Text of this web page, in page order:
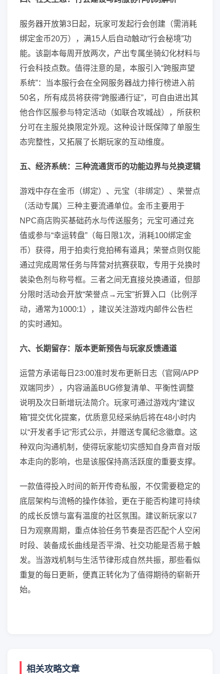
服务器开放第3日起，玩家可发起行会创建（需消耗
绑定金币20万），满15人后自动触动“行会秘境”功
能。该副本每周开放两次，产出专属坐骑幻化材料与
行会科技点数。值得注意的是，本服引入“跨服声望
系统”：当本服行会在全网服务器战力排行榜进入前
50名，所有成员将获得“跨服通行证”，可自由进出其
他合作区服参与特定活动（如联合攻城战），所获积
分可在主服兑换限定外观。这种设计既保障了单服生
态完整性，又拓展了长期玩家的互动维度。
五、经济系统：三种流通货币的功能边界与兑换逻辑
游戏中存在金币（绑定）、元宝（非绑定）、荣誉点
（活动专属）三种主要流通单位。金币主要用于
NPC商店购买基础药水与传送服务；元宝可通过充
值或参与“幸运转盘”（每日限1次，消耗100绑定金
币）获得，用于拍卖行竞拍稀有道具；荣誉点则仅能
通过完成周常任务与阵营对抗赛获取，专用于兑换时
装染色剂与称号框。三者之间无直接兑换通道，但部
分限时活动会开放“荣誉点→元宝”折算入口（比例浮
动，通常为1000:1），建议关注游戏内邮件公告栏
的实时通知。
六、长期留存：版本更新预告与玩家反馈通道
运营方承诺每日23:00准时发布更新日志（官网/APP
双端同步），内容涵盖BUG修复清单、平衡性调整
说明及次日新增玩法简介。玩家可通过游戏内“建议
箱”提交优化提案，优质意见经采纳后将在48小时内
以“开发者手记”形式公示，并赠送专属纪念徽章。这
种双向沟通机制，使得玩家能切实感知自身声音对版
本走向的影响，也是该服保持高活跃度的重要支撑。
一款值得投入时间的新开传奇私服，不仅需要稳定的
底层架构与流畅的操作体验，更在于能否构建可持续
的成长反馈与富有温度的社区氛围。建议新玩家以7
日为观察周期，重点体验任务节奏是否匹配个人空闲
时段、装备成长曲线是否平滑、社交功能是否易于触
发。当游戏机制与生活节律形成自然共振，那些看似
重复的每日更新，便真正转化为了值得期待的崭新开
始。
相关攻略文章